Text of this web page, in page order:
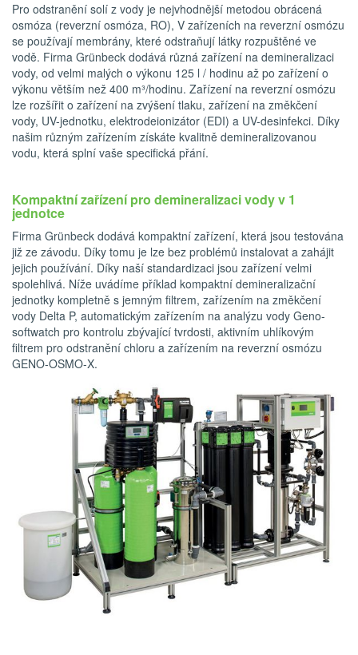
Pro odstranění solí z vody je nejvhodnější metodou obrácená
osmóza (reverzní osmóza, RO), V zařízeních na reverzní osmózu
se používají membrány, které odstraňují látky rozpuštěné ve
vodě. Firma Grünbeck dodává různá zařízení na demineralizaci
vody, od velmi malých o výkonu 125 l / hodinu až po zařízení o
výkonu větším než 400 m³/hodinu. Zařízení na reverzní osmózu
lze rozšířit o zařízení na zvýšení tlaku, zařízení na změkčení
vody, UV-jednotku, elektrodeionizátor (EDI) a UV-desinfekci. Díky
našim různým zařízením získáte kvalitně demineralizovanou
vodu, která splní vaše specifická přání.
Kompaktní zařízení pro demineralizaci vody v 1
jednotce
Firma Grünbeck dodává kompaktní zařízení, která jsou testována
již ze závodu. Díky tomu je lze bez problémů instalovat a zahájit
jejich používání. Díky naší standardizaci jsou zařízení velmi
spolehlivá. Níže uvádíme příklad kompaktní demineralizační
jednotky kompletně s jemným filtrem, zařízením na změkčení
vody Delta P, automatickým zařízením na analýzu vody Geno-
softwatch pro kontrolu zbývající tvrdosti, aktivním uhlíkovým
filtrem pro odstranění chloru a zařízením na reverzní osmózu
GENO-OSMO-X.